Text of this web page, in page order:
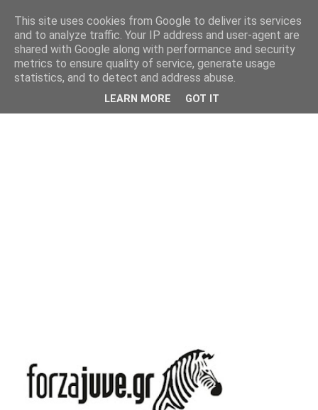
This site uses cookies from Google to deliver its services
and to analyze traffic. Your IP address and user-agent are
shared with Google along with performance and security
metrics to ensure quality of service, generate usage
statistics, and to detect and address abuse.
LEARN MORE GOT IT